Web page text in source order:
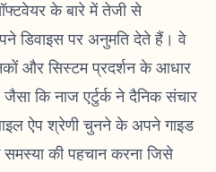
के बारे में तेजी से
डिवाइस पर अनुमति देते हैं। वे
और सिस्टम प्रदर्शन के आधार
कि नाज एर्टुर्क ने दैनिक संचार
ऐप श्रेणी चुनने के अपने गाइड
समस्या की पहचान करना जिसे